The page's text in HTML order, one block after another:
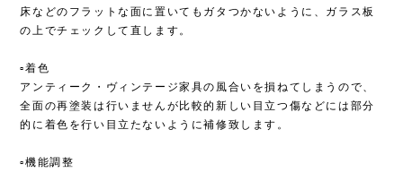
床などのフラットな面に置いてもガタつかないように、ガラス板
の上でチェックして直します。
▫︎着色
アンティーク・ヴィンテージ家具の風合いを損ねてしまうので、
全面の再塗装は行いませんが比較的新しい目立つ傷などには部分
的に着色を行い目立たないように補修致します。
▫︎機能調整